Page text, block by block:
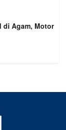
di Agam, Motor